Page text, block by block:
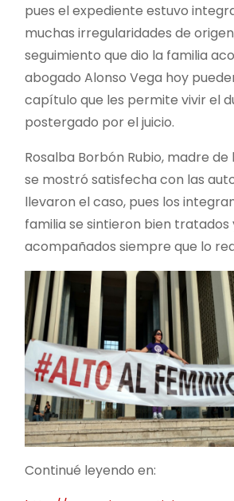
pues el expediente estuvo
muchas irregularidades de
seguimiento que dio la familia
abogado Alonso Vega hoy
capítulo que les permite vivir el
postergado por el juicio.
Rosalba Borbón Rubio, madre de
se mostró satisfecha con las
llevaron el caso, pues los
familia se sintieron bien
acompañados siempre que lo
Continué leyendo en: